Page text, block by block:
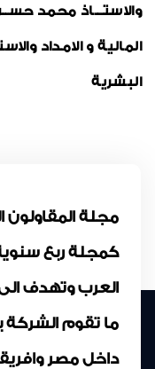
والاستـــاذ محمد
المالية و الامداد
البشرية
كمجلة ربع
العرب وتهدف
ما تقوم الشركة
داخل مصر